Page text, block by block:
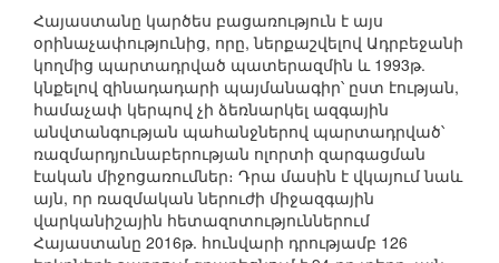
Հայաստանը կարծես բացառություն է այս
օրինաչափությունից, որը, ներքաշվելով Ադրբեջանի
կողմից պարտադրված պատերազմին և 1993թ.
կնքելով զինադադարի պայմանագիր՝ ըստ էության,
համաչափ կերպով չի ձեռնարկել ազգային
անվտանգության պահանջներով պարտադրված՝
ռազմարդյունաբերության ոլորտի զարգացման
էական միջոցառումներ։ Դրա մասին է վկայում նաև
այն, որ ռազմական ներուժի միջազգային
վարկանիշային հետազոտություններում
Հայաստանը 2016թ. հունվարի դրությամբ 126